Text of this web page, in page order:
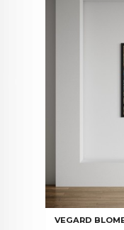
VEGARD